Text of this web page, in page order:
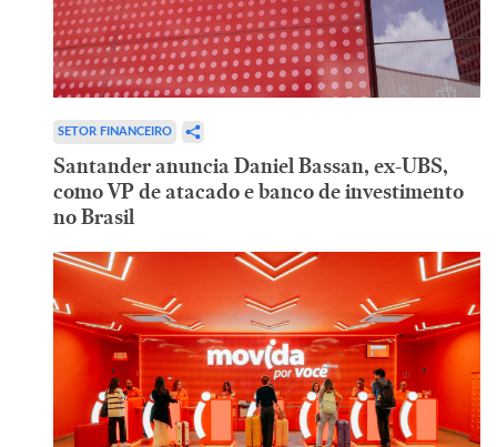
SETOR FINANCEIRO
Santander anuncia Daniel Bassan, ex-UBS,
como VP de atacado e banco de investimento
no Brasil